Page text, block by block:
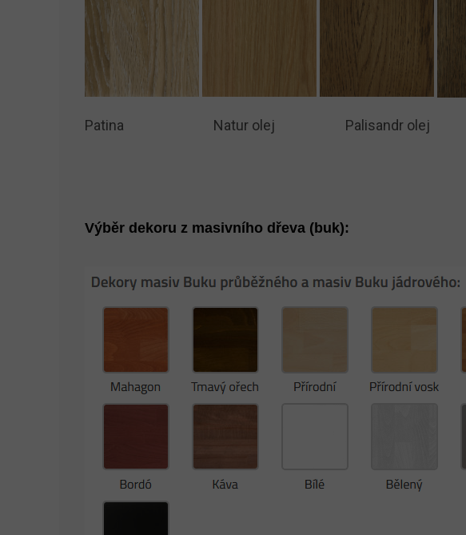
Patina Natur olej Palisandr olej
Výběr dekoru z masivního dřeva (buk):